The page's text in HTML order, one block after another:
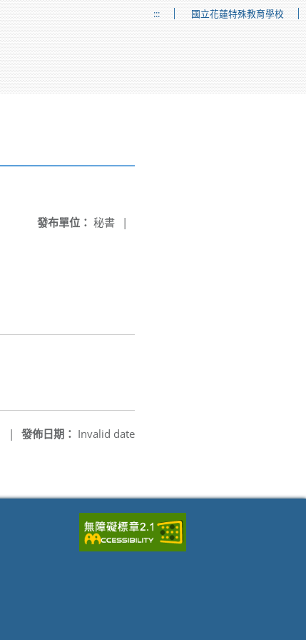
::: 國立花蓮特殊教育學校
發布單位： 秘書 |
發佈日期： Invalid date
|